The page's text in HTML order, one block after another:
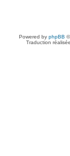
Powered by phpBB
Traduction